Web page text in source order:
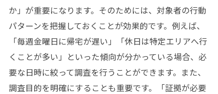
か」が重要になります。そのためには、対象者の行動
パターンを把握しておくことが効果的です。例えば、
「毎週金曜日に帰宅が遅い」「休日は特定エリアへ行
くことが多い」といった傾向が分かっている場合、必
要な日時に絞って調査を行うことができます。また、
調査目的を明確にすることも重要です。「証拠が必要